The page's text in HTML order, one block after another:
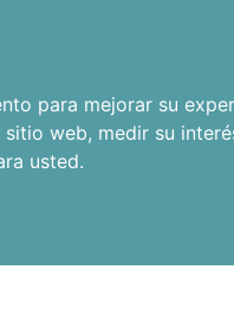
para mejorar su
sitio web, medir su
usted.